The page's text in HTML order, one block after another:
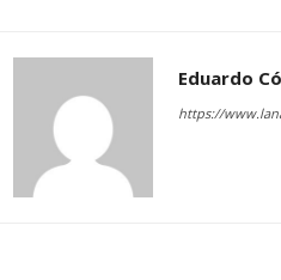
Eduardo
https://